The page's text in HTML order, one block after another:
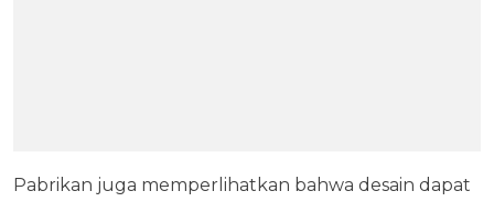
Pabrikan juga memperlihatkan bahwa desain dapat